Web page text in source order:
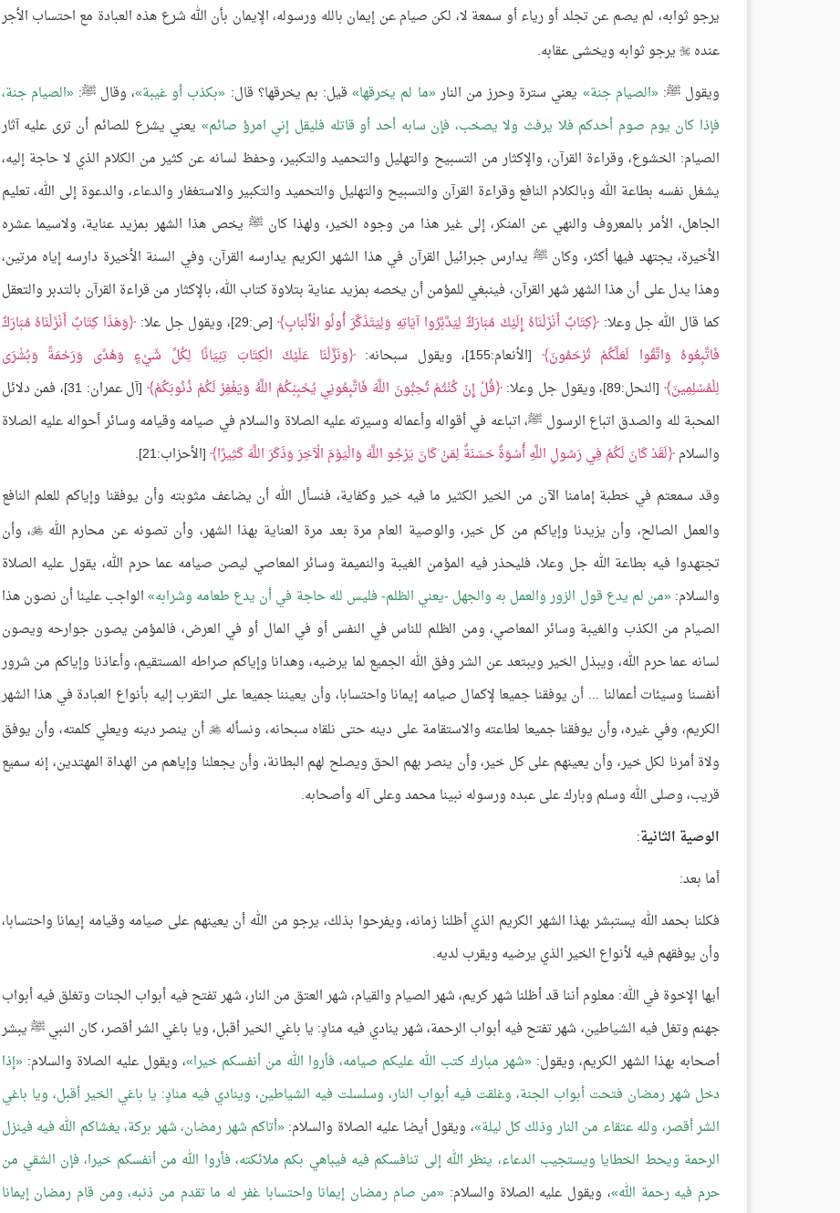
يرجو ثوابه، لم يصم عن تجلد أو رياء أو سمعة لا، لكن صيام عن إيمان بالله ورسوله، الإيمان بأن الله شرع هذه العبادة مع احتساب الأجر
عنده  يرجو ثوابه ويخشى عقابه.
ويقول ﷺ: الصيام جنة يعني سترة وحرز من النار ما لم يخرقها قيل: بم يخرقها؟ قال: بكذب أو غيبة ، وقال ﷺ: الصيام جنة،
فإذا كان يوم صوم أحدكم فلا يرفث ولا يصخب، فإن سابه أحد أو قاتله فليقل إني امرؤ صائم يعني يشرع للصائم أن ترى عليه آثار
الصيام: الخشوع، وقراءة القرآن، والإكثار من التسبيح والتهليل والتحميد والتكبير، وحفظ لسانه عن كثير من الكلام الذي لا حاجة إليه،
يشغل نفسه بطاعة الله وبالكلام النافع وقراءة القرآن والتسبيح والتهليل والتحميد والتكبير والاستغفار والدعاء، والدعوة إلى الله، تعليم
الجاهل، الأمر بالمعروف والنهي عن المنكر، إلى غير هذا من وجوه الخير، ولهذا كان ﷺ يخص هذا الشهر بمزيد عناية، ولاسيما عشره
الأخيرة، يجتهد فيها أكثر، وكان ﷺ يدارس جبرائيل القرآن في هذا الشهر الكريم يدارسه القرآن، وفي السنة الأخيرة دارسه إياه مرتين،
وهذا يدل على أن هذا الشهر شهر القرآن، فينبغي للمؤمن أن يخصه بمزيد عناية بتلاوة كتاب الله، بالإكثار من قراءة القرآن بالتدبر والتعقل
كما قال الله جل وعلا: كِتَابٌ أَنْزَلْنَاهُ إِلَيْكَ مُبَارَكٌ لِيَدَّبَّرُوا آيَاتِهِ وَلِيَتَذَكَّرَ أُولُو الْأَلْبَابِ [ص:29]، ويقول جل علا:
وَهَذَا كِتَابٌ أَنْزَلْنَاهُ مُبَارَكٌ
فَاتَّبِعُوهُ وَاتَّقُوا لَعَلَّكُمْ تُرْحَمُونَ
[الأنعام:155]، ويقول سبحانه:
وَنَزَّلْنَا عَلَيْكَ الْكِتَابَ تِبْيَانًا لِكُلِّ شَيْءٍ وَهُدًى وَرَحْمَةً وَبُشْرَى
لِلْمُسْلِمِينَ [النحل:89]، ويقول جل وعلا: قُلْ إِنْ كُنْتُمْ تُحِبُّونَ اللَّهَ فَاتَّبِعُونِي يُحْبِبْكُمُ اللَّهُ وَيَغْفِرْ لَكُمْ ذُنُوبَكُمْ
[آل عمران: 31]، فمن دلائل
المحبة لله والصدق اتباع الرسول ﷺ، اتباعه في أقواله وأعماله وسيرته عليه الصلاة والسلام في صيامه وقيامه وسائر أحواله عليه الصلاة
والسلام لَقَدْ كَانَ لَكُمْ فِي رَسُولِ اللَّهِ أُسْوَةٌ حَسَنَةٌ لِمَنْ كَانَ يَرْجُو اللَّهَ وَالْيَوْمَ الْآخِرَ وَذَكَرَ اللَّهَ كَثِيرًا [الأحزاب:21].
وقد سمعتم في خطبة إمامنا الآن من الخير الكثير ما فيه خير وكفاية، فنسأل الله أن يضاعف مثوبته وأن يوفقنا وإياكم للعلم النافع
والعمل الصالح، وأن يزيدنا وإياكم من كل خير، والوصية العام مرة بعد مرة العناية بهذا الشهر، وأن تصونه عن محارم الله، وأن
تجتهدوا فيه بطاعة الله جل وعلا، فليحذر فيه المؤمن الغيبة والنميمة وسائر المعاصي ليصن صيامه عما حرم الله، يقول عليه الصلاة
والسلام: من لم يدع قول الزور والعمل به والجهل -يعني الظلم- فليس لله حاجة في أن يدع طعامه وشرابه الواجب علينا أن نصون هذا
الصيام من الكذب والغيبة وسائر المعاصي، ومن الظلم للناس في النفس أو في المال أو في العرض، فالمؤمن يصون جوارحه ويصون
لسانه عما حرم الله، ويبذل الخير ويبتعد عن الشر وفق الله الجميع لما يرضيه، وهدانا وإياكم صراطه المستقيم، وأعاذنا وإياكم من شرور
أنفسنا وسيئات أعمالنا ... أن يوفقنا جميعا لإكمال صيامه إيمانا واحتسابا، وأن يعيننا جميعا على التقرب إليه بأنواع العبادة في هذا الشهر
الكريم، وفي غيره، وأن يوفقنا جميعا لطاعته والاستقامة على دينه حتى نلقاه سبحانه، ونسأله  أن ينصر دينه ويعلي كلمته، وأن يوفق
ولاة أمرنا لكل خير، وأن يعينهم على كل خير، وأن ينصر بهم الحق ويصلح لهم البطانة، وأن يجعلنا وإياهم من الهداة المهتدين، إنه سميع
قريب، وصلى الله وسلم وبارك على عبده ورسوله نبينا محمد وعلى آله وأصحابه.
الوصية الثانية:
أما بعد:
فكلنا بحمد الله يستبشر بهذا الشهر الكريم الذي أظلنا زمانه، ويفرحوا بذلك، يرجو من الله أن يعينهم على صيامه وقيامه إيمانا واحتسابا،
وأن يوفقهم فيه لأنواع الخير الذي يرضيه ويقرب لديه.
أيها الإخوة في الله: معلوم أننا قد أظلنا شهر كريم، شهر الصيام والقيام، شهر العتق من النار، شهر تفتح فيه أبواب الجنات وتغلق فيه أبواب
جهنم وتغل فيه الشياطين، شهر تفتح فيه أبواب الرحمة، شهر ينادي فيه منادٍ: يا باغي الخير أقبل، ويا باغي الشر أقصر، كان النبي ﷺ يبشر
أصحابه بهذا الشهر الكريم، ويقول: شهر مبارك كتب الله عليكم صيامه، فأروا الله من أنفسكم خيرا ، ويقول عليه الصلاة والسلام: إذا
دخل شهر رمضان فتحت أبواب الجنة، وغلقت فيه أبواب النار، وسلسلت فيه الشياطين، وينادي فيه منادٍ: يا باغي الخير أقبل، ويا باغي
الشر أقصر، ولله عتقاء من النار وذلك كل ليلة ، ويقول أيضا عليه الصلاة والسلام: أتاكم شهر رمضان، شهر بركة، يغشاكم الله فيه فينزل
الرحمة ويحط الخطايا ويستجيب الدعاء، ينظر الله إلى تنافسكم فيه فيباهي بكم ملائكته، فأروا الله من أنفسكم خيرا، فإن الشقي من
حرم فيه رحمة الله ، ويقول عليه الصلاة والسلام: من صام رمضان إيمانا واحتسابا غفر له ما تقدم من ذنبه، ومن قام رمضان إيمانا